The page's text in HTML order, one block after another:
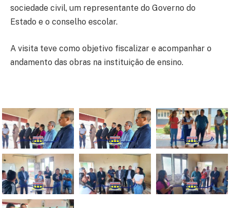
sociedade civil, um representante do Governo do
Estado e o conselho escolar.
A visita teve como objetivo fiscalizar e acompanhar o
andamento das obras na instituição de ensino.